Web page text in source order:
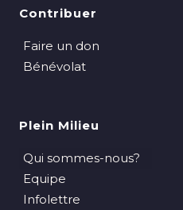
Contribuer
Faire un don
Bénévolat
Plein Milieu
Qui sommes-nous?
Equipe
Infolettre